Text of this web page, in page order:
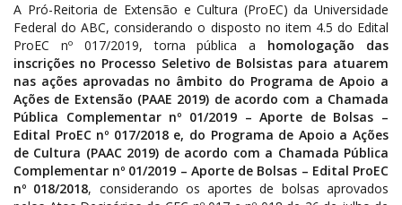
A Pró-Reitoria de Extensão e Cultura (ProEC) da Universidade
Federal do ABC, considerando o disposto no item 4.5 do Edital
ProEC nº 017/2019, torna pública a homologação das
inscrições no Processo Seletivo de Bolsistas para atuarem
nas ações aprovadas no âmbito do Programa de Apoio a
Ações de Extensão (PAAE 2019) de acordo com a Chamada
Pública Complementar nº 01/2019 – Aporte de Bolsas –
Edital ProEC nº 017/2018 e, do Programa de Apoio a Ações
de Cultura (PAAC 2019) de acordo com a Chamada Pública
Complementar nº 01/2019 – Aporte de Bolsas – Edital ProEC
nº 018/2018, considerando os aportes de bolsas aprovados